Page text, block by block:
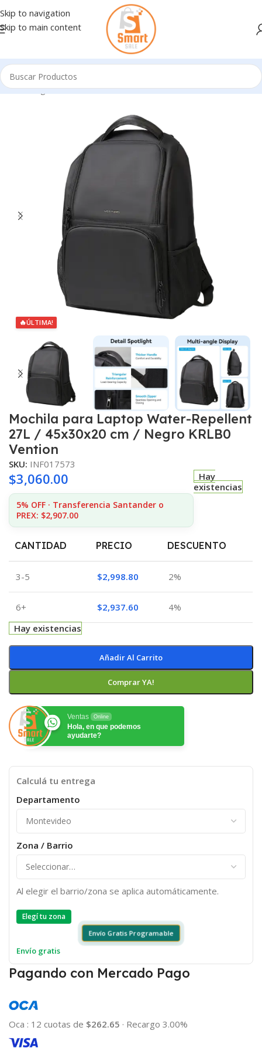
Skip to navigation
Skip to main content
Inicio/Ingresando
🔥ÚLTIMA!
Mochila para Laptop Water-Repellent
27L / 45x30x20 cm / Negro KRLB0
Vention
SKU: INF017573
$3,060.00
5% OFF · Transferencia Santander o
PREX: $2,907.00
Hay
existencias
CANTIDAD PRECIO DESCUENTO
3-5 $2,998.80 2%
6+ $2,937.60
4%
Hay existencias
Añadir Al Carrito
Comprar YA!
Ventas Online
Hola, en que podemos
ayudarte?
Calculá tu entrega
Departamento
Zona / Barrio
Al elegir el barrio/zona se aplica automáticamente.
Elegí tu zona
Envío Gratis Programable
Envío gratis
Pagando con Mercado Pago
Oca : 12 cuotas de $262.65 · Recargo 3.00%